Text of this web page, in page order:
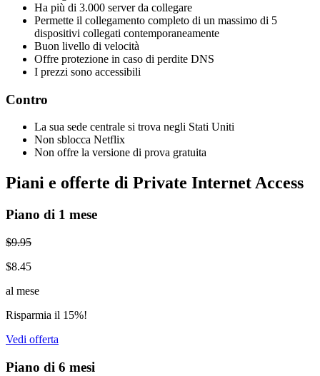
Ha più di 3.000 server da collegare
Permette il collegamento completo di un massimo di 5
dispositivi collegati contemporaneamente
Buon livello di velocità
Offre protezione in caso di perdite DNS
I prezzi sono accessibili
Contro
La sua sede centrale si trova negli Stati Uniti
Non sblocca Netflix
Non offre la versione di prova gratuita
Piani e offerte di Private Internet Access
Piano di 1 mese
$9.95
$8.45
al mese
Risparmia il 15%!
Vedi offerta
Piano di 6 mesi